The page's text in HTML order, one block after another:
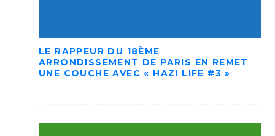
LE RAPPEUR DU 18ÈME
ARRONDISSEMENT DE PARIS EN REMET
UNE COUCHE AVEC « HAZI LIFE #3 »